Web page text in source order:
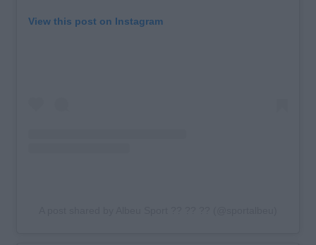
View this post on Instagram